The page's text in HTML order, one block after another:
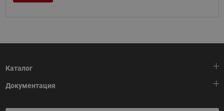
Каталог
Тепловая автоматика
Холодильная техника
Документация
HeatPlatform (Тепловая платформа)